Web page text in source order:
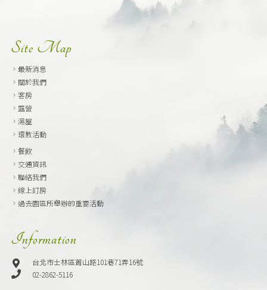
Site Map
最新消息
關於我們
客房
露營
湯屋
環教活動
餐飲
交通資訊
聯絡我們
線上訂房
過去園區所舉辦的重要活動
Information
台北市士林區菁山路101巷71弄16號
02-2862-5116